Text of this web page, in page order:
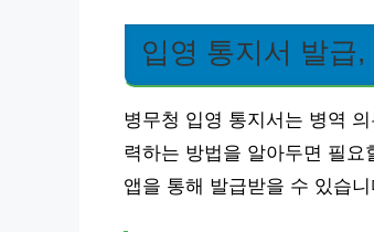
입영 통지서 발급
병무청 입영 통지서는 병역
력하는 방법을 알아두면 필
앱을 통해 발급받을 수 있습니